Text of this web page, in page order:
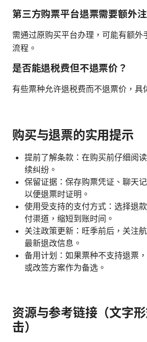
第三方购票平台退票需要额外
需通过原购买平台办理，可能有额外
流程。
是否能退税费但不退票价？
有些票种允许退税费而不退票价，具
购买与退票的实用提示
提前了解条款：在购买前仔细阅
续纠纷。
保留证据：保存购票凭证、聊天
以便退票时证明。
使用受支持的支付方式：选择退
付渠道，缩短到账时间。
关注政策更新：旺季前后，关注
最新退改信息。
备用计划：如果票种不支持退票
或改签方案作为备选。
资源与参考链接（文字
击）